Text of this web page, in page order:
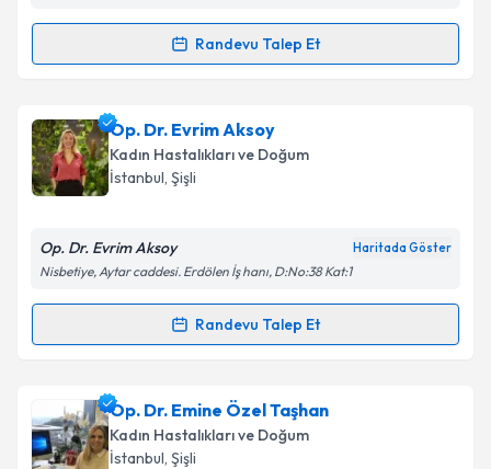
Kişisel verilerimin işlenmesine ilişkinAydınlatma
'ni okudum ve kişisel verilerimin belirtilen
kapsamda işlenmesini kabul ediyorum.
Takvim Talebini Gönder
Randevu Talep Et
Randevu Takvimi Talebi
Uzm. Dr. Emir Demirtaşiçin randevu takvimi talebi
oluşturun. Size bu uzmandan randevu almanız için bir
takvim hazırlandığında e-posta ile bilgilendireceğiz.
Kişisel verilerimin işlenmesine ilişkin
Metni'ni okudum ve kişisel verilerimin belirtilen
Takvim Talebini Gönder
Op. Dr. Evrim Aksoy
Kadın Hastalıkları ve Doğum
İstanbul, Şişli
Op. Dr. Evrim Aksoy Haritada Göster
Nisbetiye, Aytar caddesi. Erdölen İş hanı, D:No:38 Kat:1
Randevu Talep Et
Randevu Takvimi Talebi
Op. Dr. Evrim Aksoy için randevu takvimi talebi
oluşturun. Size bu uzmandan randevu almanız için bir
takvim hazırlandığında e-posta ile bilgilendireceğiz.
Op. Dr. Emine Özel Taşhan
Kadın Hastalıkları ve Doğum
İstanbul, Şişli